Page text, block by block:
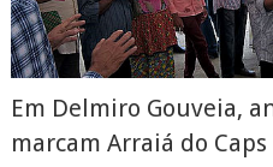
Em Delmiro Gouveia,
marcam Arraiá do Caps